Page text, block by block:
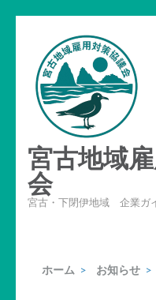
ス
ッ
宮古地域
会
宮古・下閉伊地域 企業ガ
ホーム > お知らせ >